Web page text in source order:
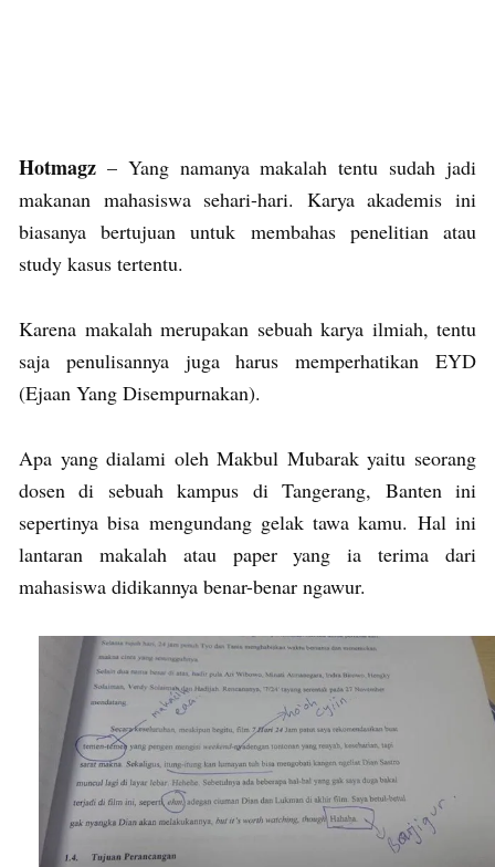
Hotmagz – Yang namanya makalah tentu sudah jadi
makanan mahasiswa sehari-hari. Karya akademis ini
biasanya bertujuan untuk membahas penelitian atau
study kasus tertentu.
Karena makalah merupakan sebuah karya ilmiah, tentu
saja penulisannya juga harus memperhatikan EYD
(Ejaan Yang Disempurnakan).
Apa yang dialami oleh Makbul Mubarak yaitu seorang
dosen di sebuah kampus di Tangerang, Banten ini
sepertinya bisa mengundang gelak tawa kamu. Hal ini
lantaran makalah atau paper yang ia terima dari
mahasiswa didikannya benar-benar ngawur.